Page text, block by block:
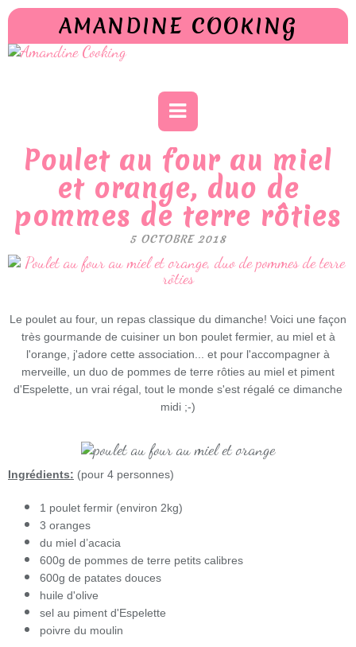
AMANDINE COOKING
Poulet au four au miel
et orange, duo de
pommes de terre rôties
5 OCTOBRE 2018
Le poulet au four, un repas classique du dimanche! Voici une façon
très gourmande de cuisiner un bon poulet fermier, au miel et à
l'orange, j'adore cette association... et pour l'accompagner à
merveille, un duo de pommes de terre rôties au miel et piment
d'Espelette, un vrai régal, tout le monde s'est régalé ce dimanche
midi ;-)
Ingrédients: (pour 4 personnes)
1 poulet fermir (environ 2kg)
3 oranges
du miel d’acacia
600g de pommes de terre petits calibres
600g de patates douces
huile d'olive
sel au piment d'Espelette
poivre du moulin